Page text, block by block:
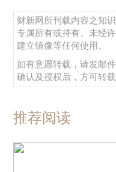
财新网所刊载内容之知
专属所有或持有。未经
建立镜像等任何使用。
如有意愿转载，请发邮
确认及授权后，方可转载
推荐阅读